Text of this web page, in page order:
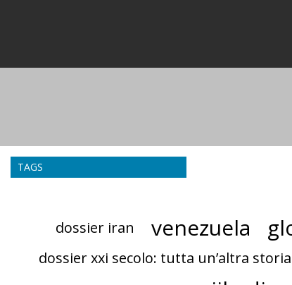
TAGS
dossier iran venezuela
dossier xxi secolo: tutta un’altra storia